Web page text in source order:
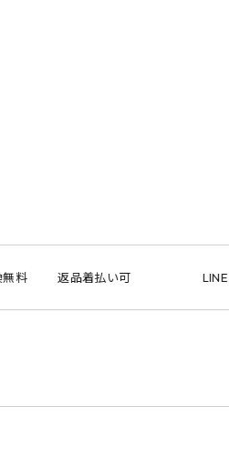
返品着払い可 LINE ID